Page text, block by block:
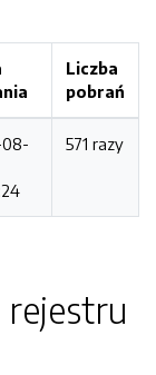
Liczba
pobrań
08-
571 razy